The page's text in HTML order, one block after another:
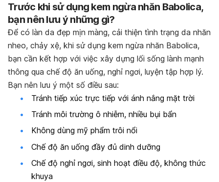
Trước khi sử dụng kem ngừa nhăn Babolica,
bạn nên lưu ý những gì?
Để có làn da đẹp mịn màng, cải thiện tình trạng da nhăn
nheo, chảy xệ, khi sử dụng kem ngừa nhăn Babolica,
bạn cần kết hợp với việc xây dựng lối sống lành mạnh
thông qua chế độ ăn uống, nghỉ ngơi, luyện tập hợp lý.
Bạn nên lưu ý một số điều sau:
Tránh tiếp xúc trực tiếp với ánh nắng mặt trời
Tránh môi trường ô nhiễm, nhiều bụi bẩn
Không dùng mỹ phẩm trôi nổi
Chế độ ăn uống đầy đủ dinh dưỡng
Chế độ nghỉ ngơi, sinh hoạt điều độ, không thức
khuya